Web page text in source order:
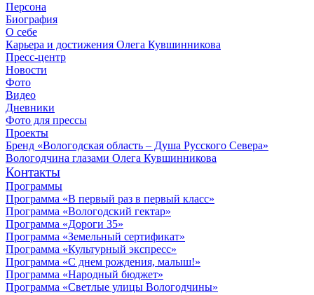
Персона
Биография
О себе
Карьера и достижения Олега Кувшинникова
Пресс-центр
Новости
Фото
Видео
Дневники
Фото для прессы
Проекты
Бренд «Вологодская область – Душа Русского Севера»
Вологодчина глазами Олега Кувшинникова
Контакты
Программы
Программа «В первый раз в первый класс»
Программа «Вологодский гектар»
Программа «Дороги 35»
Программа «Земельный сертификат»
Программа «Культурный экспресс»
Программа «С днем рождения, малыш!»
Программа «Народный бюджет»
Программа «Светлые улицы Вологодчины»